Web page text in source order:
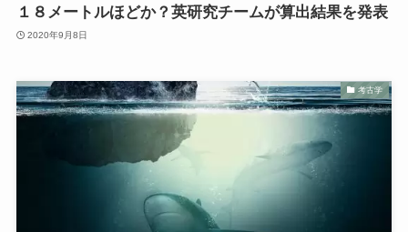
１８メートルほどか？英研究チームが算出結果を発表
2020年9月8日
考古学